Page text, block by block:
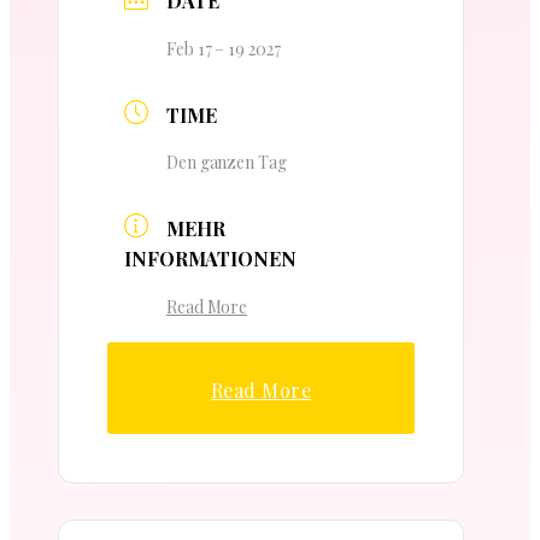
Feb 17 – 19 2027
TIME
Den ganzen Tag
MEHR
INFORMATIONEN
Read More
Read More